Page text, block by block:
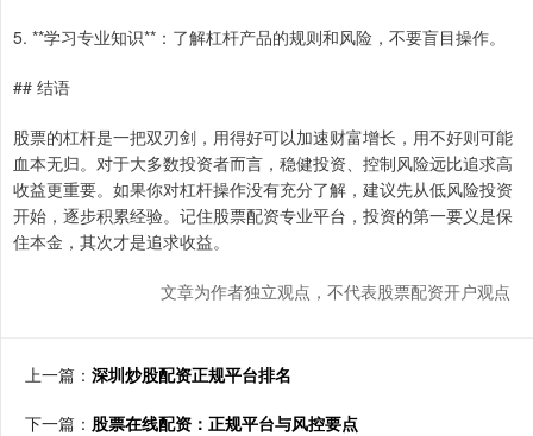
5. **学习专业知识**：了解杠杆产品的规则和风险，不要盲目操作。
## 结语
股票的杠杆是一把双刃剑，用得好可以加速财富增长，用不好则可能
血本无归。对于大多数投资者而言，稳健投资、控制风险远比追求高
收益更重要。如果你对杠杆操作没有充分了解，建议先从低风险投资
开始，逐步积累经验。记住股票配资专业平台，投资的第一要义是保
住本金，其次才是追求收益。
文章为作者独立观点，不代表股票配资开户观点
上一篇： 深圳炒股配资正规平台排名
下一篇： 股票在线配资：正规平台与风控要点